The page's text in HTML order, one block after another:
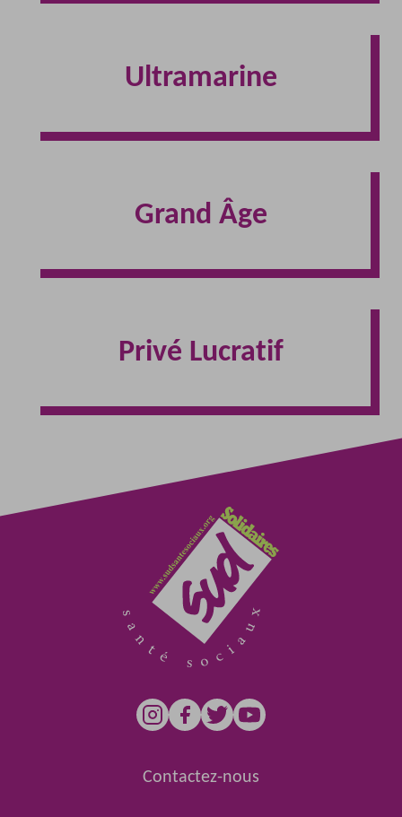
Ultramarine
Grand Âge
Privé Lucratif
Contactez-nous